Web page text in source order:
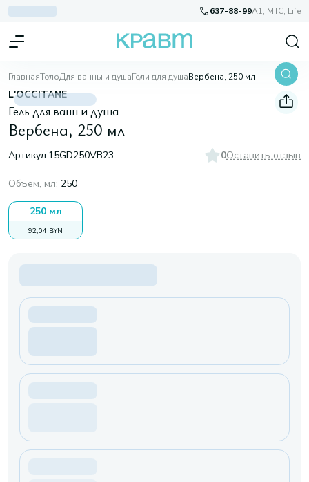
637-88-99A1, МТС, Life
ГлавнаяТелоДля ванны и душаГели для душаВербена, 250 мл
L'OCCITANE
Гель для ванн и душа
Вербена, 250 мл
Артикул:15GD250VB23 0Оставить отзыв
Объем, мл: 250
250 мл
92,04 BYN